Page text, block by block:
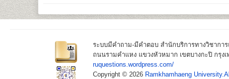
ระบบมีคำถาม-มีคำตอบ สำนักบริการทางวิชากา
ถนนรามคำแหง แขวงหัวหมาก เขตบางกะปิ กรุง
ruquestions.wordpress.com/
Copyright © 2026 Ramkhamhaeng